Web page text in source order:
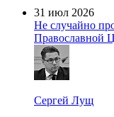
31 июл 2026
Не случайно
Православной
Сергей Лущ